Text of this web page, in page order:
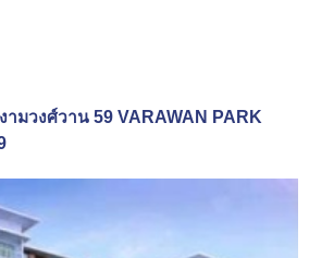
ามวงศ์วาน 59 VARAWAN PARK